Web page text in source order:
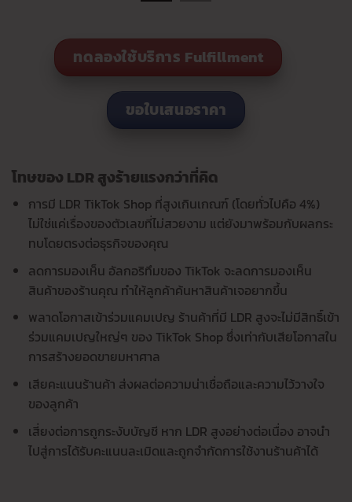
ทดลองใช้บริการ Fulfillment
ขอใบเสนอราคา
โทษของ LDR สูงร้ายแรงกว่าที่คิด
การมี LDR TikTok Shop ที่สูงเกินเกณฑ์ (โดยทั่วไปคือ 4%)
ไม่ใช่แค่เรื่องของตัวเลขที่ไม่สวยงาม แต่ยังมาพร้อมกับผลกระ
ทบโดยตรงต่อธุรกิจของคุณ
ลดการมองเห็น อัลกอริทึมของ TikTok จะลดการมองเห็น
สินค้าของร้านคุณ ทำให้ลูกค้าค้นหาสินค้าเจอยากขึ้น
พลาดโอกาสเข้าร่วมแคมเปญ ร้านค้าที่มี LDR สูงจะไม่มีสิทธิ์เข้า
ร่วมแคมเปญใหญ่ๆ ของ TikTok Shop ซึ่งเท่ากับเสียโอกาสใน
การสร้างยอดขายมหาศาล
เสียคะแนนร้านค้า ส่งผลต่อความน่าเชื่อถือและความไว้วางใจ
ของลูกค้า
เสี่ยงต่อการถูกระงับบัญชี หาก LDR สูงอย่างต่อเนื่อง อาจนำ
ไปสู่การได้รับคะแนนละเมิดและถูกจำกัดการใช้งานร้านค้าได้